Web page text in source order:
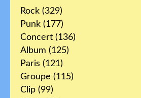
Rock (329)
Punk (177)
Concert (136)
Album (125)
Paris (121)
Groupe (115)
Clip (99)